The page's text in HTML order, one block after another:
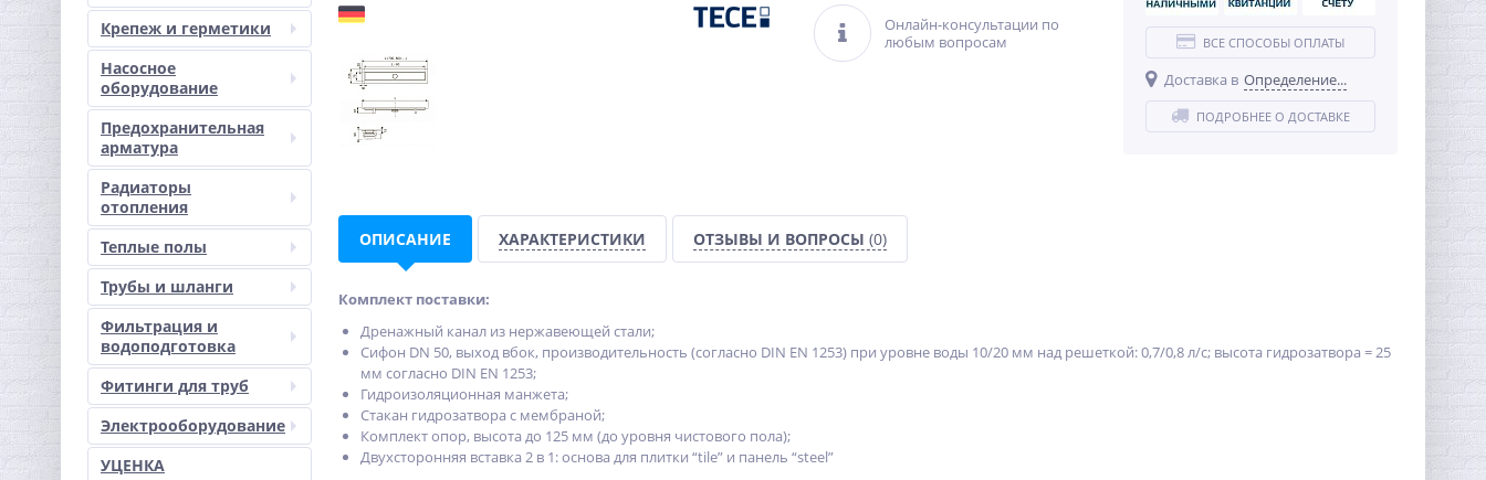
Крепеж и герметики
Насосное
оборудование
Предохранительная
арматура
Радиаторы
отопления
Теплые полы
Трубы и шланги
Фильтрация и
водоподготовка
Фитинги для труб
Электрооборудование
УЦЕНКА
Онлайн-консультации по
любым вопросам
ВСЕ СПОСОБЫ ОПЛАТЫ
Доставка в Определение...
ПОДРОБНЕЕ О ДОСТАВКЕ
ОПИСАНИЕ ХАРАКТЕРИСТИКИ ОТЗЫВЫ И ВОПРОСЫ (0)
Комплект поставки:
Дренажный канал из нержавеющей стали;
Сифон DN 50, выход вбок, производительность (согласно DIN EN 1253) при уровне воды 10/20 мм над решеткой: 0,7/0,8 л/с; высота гидрозатвора = 25
мм согласно DIN EN 1253;
Гидроизоляционная манжета;
Стакан гидрозатвора с мембраной;
Комплект опор, высота до 125 мм (до уровня чистового пола);
Двухсторонняя вставка 2 в 1: основа для плитки “tile” и панель “steel”